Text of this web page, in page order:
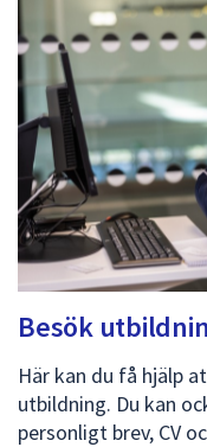
Besök
Här kan du få hjälp
utbildning. Du kan
personligt brev, CV